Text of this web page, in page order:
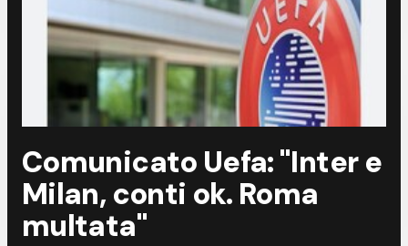
Comunicato Uefa: "Inter e
Milan, conti ok. Roma
multata"